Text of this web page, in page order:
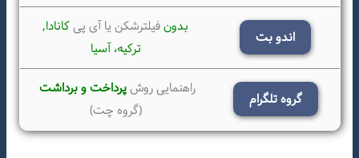
اندو بت
بدونفیلترشکن یا آی پیکانادا,
ترکیه، آسیا
گروه تلگرام
راهنمایی روشپرداخت و برداشت
(گروه چت)